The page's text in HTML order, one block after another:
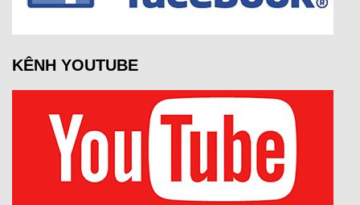
KÊNH YOUTUBE